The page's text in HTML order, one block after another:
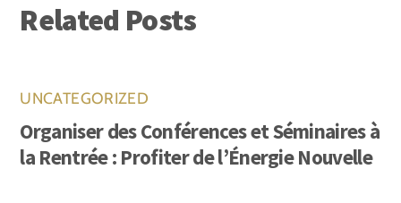
Related Posts
UNCATEGORIZED
Organiser des Conférences et Séminaires à
la Rentrée : Profiter de l’Énergie Nouvelle